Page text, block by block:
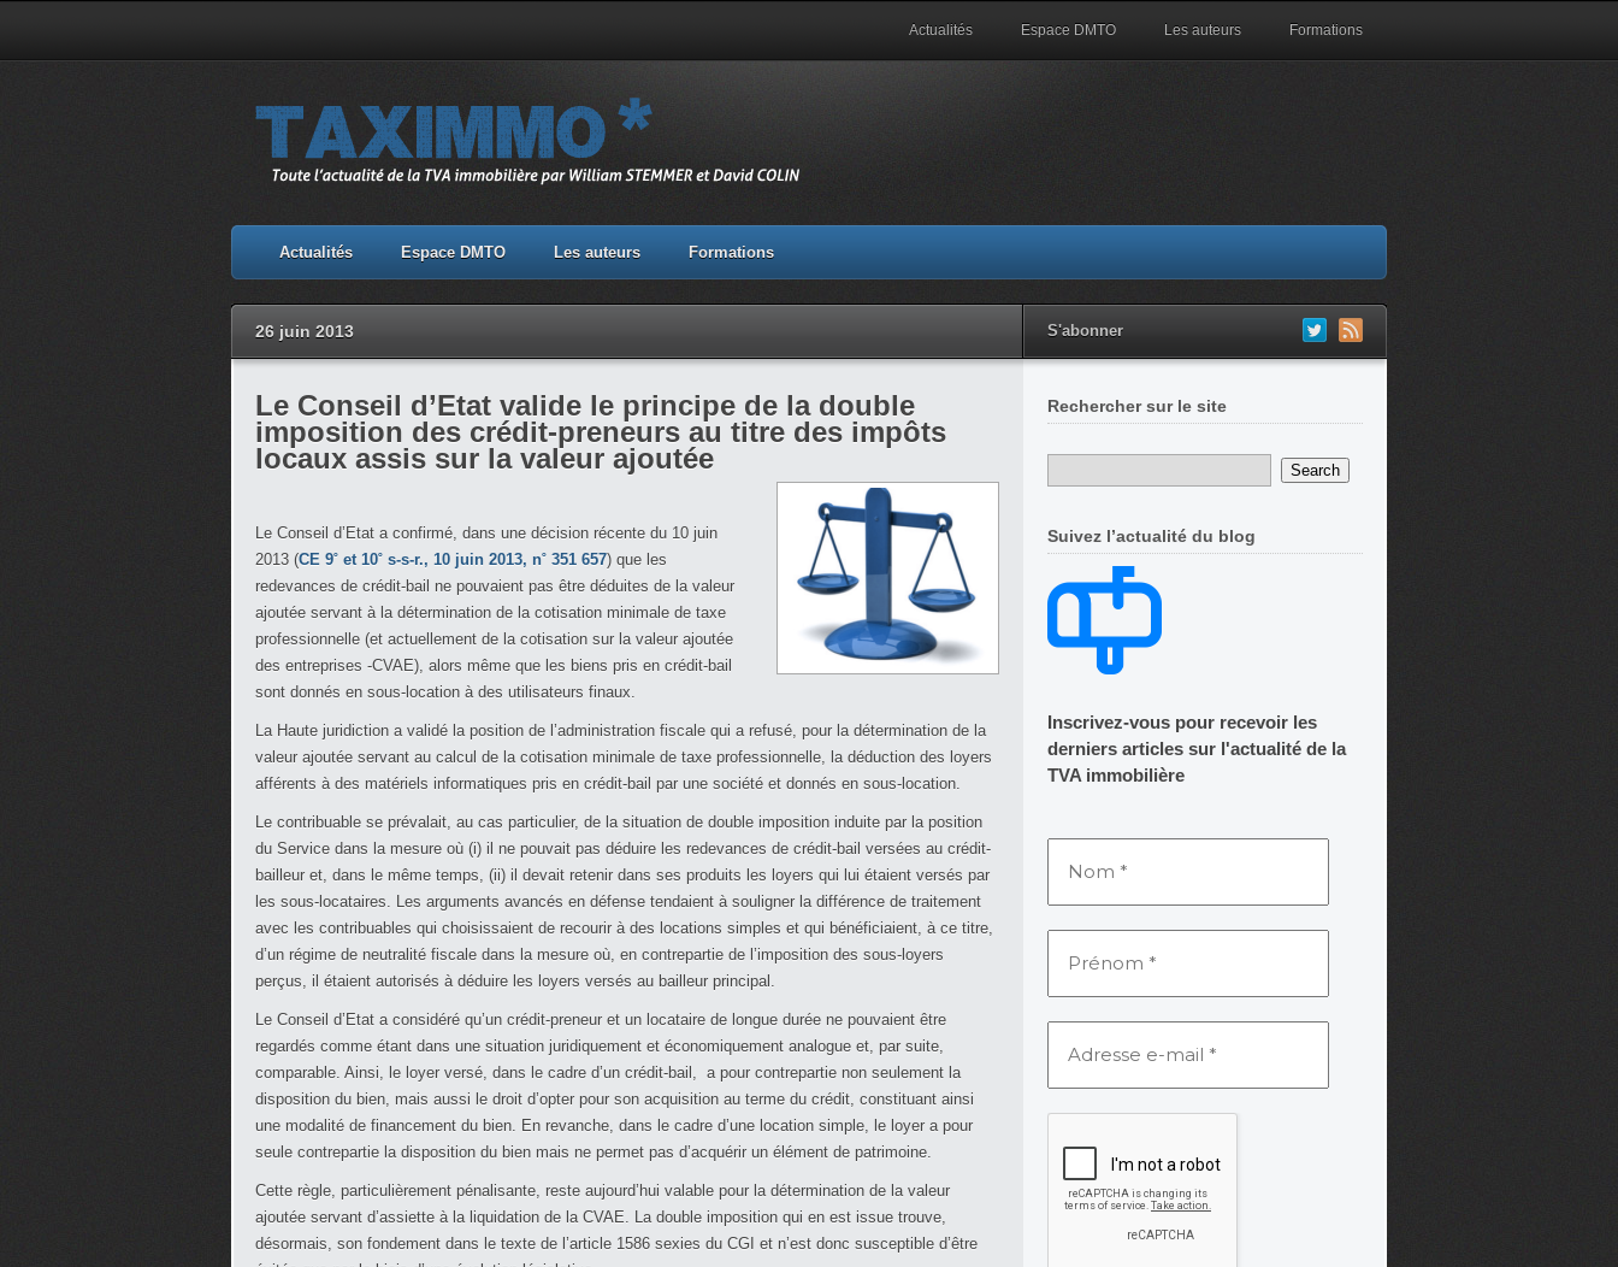
Actualités Espace DMTO Les auteurs Formations
Actualités Espace DMTO Les auteurs Formations
26 juin 2013 S'abonner
Le Conseil d’Etat valide le principe de la double
imposition des crédit-preneurs au titre des impôts
locaux assis sur la valeur ajoutée
Le Conseil d’Etat a confirmé, dans une décision récente du 10 juin
2013 (CE 9˚ et 10˚ s-s-r., 10 juin 2013, n˚ 351 657) que les
redevances de crédit-bail ne pouvaient pas être déduites de la valeur
ajoutée servant à la détermination de la cotisation minimale de taxe
professionnelle (et actuellement de la cotisation sur la valeur ajoutée
des entreprises -CVAE), alors même que les biens pris en crédit-bail
sont donnés en sous-location à des utilisateurs finaux.
La Haute juridiction a validé la position de l’administration fiscale qui a refusé, pour la détermination de la
valeur ajoutée servant au calcul de la cotisation minimale de taxe professionnelle, la déduction des loyers
afférents à des matériels informatiques pris en crédit-bail par une société et donnés en sous-location.
Le contribuable se prévalait, au cas particulier, de la situation de double imposition induite par la position
du Service dans la mesure où (i) il ne pouvait pas déduire les redevances de crédit-bail versées au crédit-
bailleur et, dans le même temps, (ii) il devait retenir dans ses produits les loyers qui lui étaient versés par
les sous-locataires. Les arguments avancés en défense tendaient à souligner la différence de traitement
avec les contribuables qui choisissaient de recourir à des locations simples et qui bénéficiaient, à ce titre,
d’un régime de neutralité fiscale dans la mesure où, en contrepartie de l’imposition des sous-loyers
perçus, il étaient autorisés à déduire les loyers versés au bailleur principal.
Le Conseil d’Etat a considéré qu’un crédit-preneur et un locataire de longue durée ne pouvaient être
regardés comme étant dans une situation juridiquement et économiquement analogue et, par suite,
comparable. Ainsi, le loyer versé, dans le cadre d’un crédit-bail, a pour contrepartie non seulement la
disposition du bien, mais aussi le droit d’opter pour son acquisition au terme du crédit, constituant ainsi
une modalité de financement du bien. En revanche, dans le cadre d’une location simple, le loyer a pour
seule contrepartie la disposition du bien mais ne permet pas d’acquérir un élément de patrimoine.
Cette règle, particulièrement pénalisante, reste aujourd’hui valable pour la détermination de la valeur
ajoutée servant d’assiette à la liquidation de la CVAE. La double imposition qui en est issue trouve,
désormais, son fondement dans le texte de l’article 1586 sexies du CGI et n’est donc susceptible d’être
Rechercher sur le site
Suivez l’actualité du blog
Inscrivez-vous pour recevoir les
derniers articles sur l'actualité de la
TVA immobilière